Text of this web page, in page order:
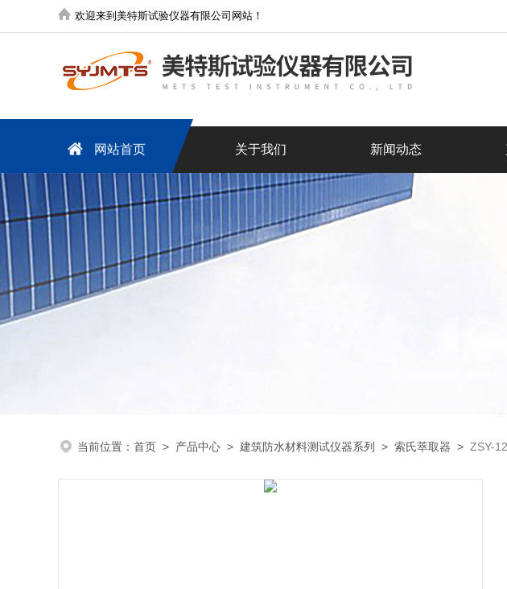
欢迎来到美特斯试验仪器有限公司网站！
网站首页 关于我们 新闻动态
当前位置： 首页 > 产品中心 > 建筑防水材料测试仪器系列 > 索氏萃取器 > ZSY-